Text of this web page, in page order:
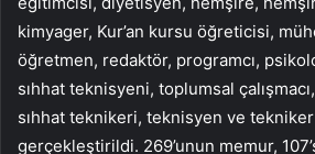
kimyager, Kur’an kursu öğreticisi,
öğretmen, redaktör, programcı,
sıhhat teknisyeni, toplumsal
sıhhat teknikeri, teknisyen ve tekniker
gerçekleştirildi. 269’unun memur,